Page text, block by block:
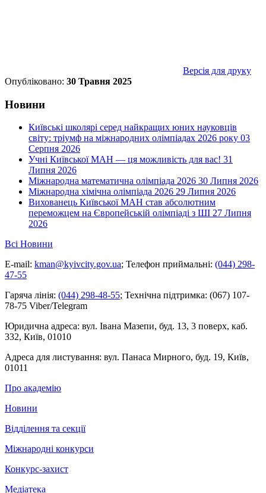
Версія для друку
Опубліковано: 30 Травня 2025
Новини
Київські школярі серед найкращих юних науковців
світу: тріумф на міжнародних олімпіадах 2026 року 03
Серпня 2026
Учні Київської МАН — ця можливість для вас! 31
Липня 2026
Міжнародна математична олімпіада 2026 30 Липня 2026
Міжнародна хімічна олімпіада 2026 29 Липня 2026
Вихованець Київської МАН став абсолютним
переможцем на Європейській олімпіаді з ШІ 27 Липня
2026
Всі Новини
E-mail: kman@kyivcity.gov.ua; Телефон приймальні: (044) 298-
47-55
Гаряча лінія: (044) 298-48-55; Технічна підтримка: (067) 107-
78-75 Viber/Telegram
Юридична адреса: вул. Івана Мазепи, буд. 13, 3 поверх, каб.
332, Київ, 01010
Адреса для листування: вул. Панаса Мирного, буд. 19, Київ,
01011
Про академію
Новини
Відділення та секції
Міжнародні конкурси
Конкурс-захист
Медіатека